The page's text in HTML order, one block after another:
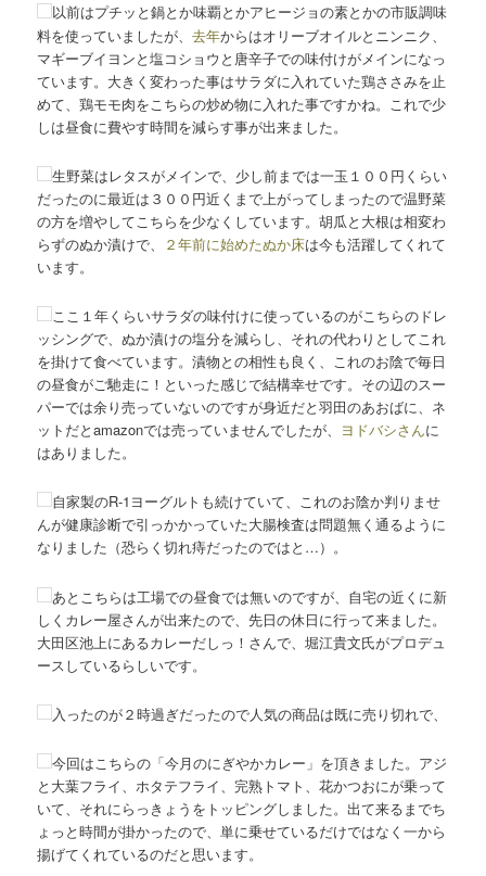
以前はプチッと鍋とか味覇とかアヒージョの素とかの市販調味
料を使っていましたが、去年からはオリーブオイルとニンニク、
マギーブイヨンと塩コショウと唐辛子での味付けがメインになっ
ています。大きく変わった事はサラダに入れていた鶏ささみを止
めて、鶏モモ肉をこちらの炒め物に入れた事ですかね。これで少
しは昼食に費やす時間を減らす事が出来ました。
生野菜はレタスがメインで、少し前までは一玉１００円くらい
だったのに最近は３００円近くまで上がってしまったので温野菜
の方を増やしてこちらを少なくしています。胡瓜と大根は相変わ
らずのぬか漬けで、
２年前に始めたぬか床は今も活躍してくれて
います。
ここ１年くらいサラダの味付けに使っているのがこちらのドレ
ッシングで、ぬか漬けの塩分を減らし、それの代わりとしてこれ
を掛けて食べています。漬物との相性も良く、これのお陰で毎日
の昼食がご馳走に！といった感じで結構幸せです。その辺のスー
パーでは余り売っていないのですが身近だと羽田のあおばに、ネ
ットだとamazonでは売っていませんでしたが、
ヨドバシさんに
はありました。
自家製のR-1ヨーグルトも続けていて、これのお陰か判りませ
んが健康診断で引っかかっていた大腸検査は問題無く通るように
なりました（恐らく切れ痔だったのではと…）。
あとこちらは工場での昼食では無いのですが、自宅の近くに新
しくカレー屋さんが出来たので、先日の休日に行って来ました。
大田区池上にあるカレーだしっ！さんで、堀江貴文氏がプロデュ
ースしているらしいです。
入ったのが２時過ぎだったので人気の商品は既に売り切れで、
今回はこちらの「今月のにぎやかカレー」を頂きました。アジ
と大葉フライ、ホタテフライ、完熟トマト、花かつおにが乗って
いて、それにらっきょうをトッピングしました。出て来るまでち
ょっと時間が掛かったので、単に乗せているだけではなく一から
揚げてくれているのだと思います。